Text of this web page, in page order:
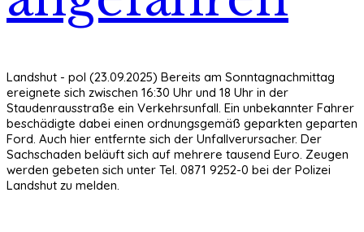
Landshut - pol (23.09.2025) Bereits am Sonntagnachmittag
ereignete sich zwischen 16:30 Uhr und 18 Uhr in der
Staudenrausstraße ein Verkehrsunfall. Ein unbekannter Fahrer
beschädigte dabei einen ordnungsgemäß geparkten geparten
Ford. Auch hier entfernte sich der Unfallverursacher. Der
Sachschaden beläuft sich auf mehrere tausend Euro. Zeugen
werden gebeten sich unter Tel. 0871 9252-0 bei der Polizei
Landshut zu melden.